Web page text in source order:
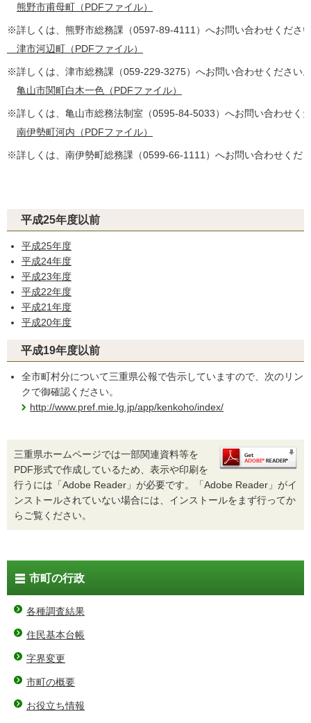
熊野市甫母町（PDFファイル）
※詳しくは、熊野市総務課（0597-89-4111）へお問い合わせくださ
津市河辺町（PDFファイル）
※詳しくは、津市総務課（059‐229‐3275）へお問い合わせください
亀山市関町白木一色（PDFファイル）
※詳しくは、亀山市総務法制室（0595-84-5033）へお問い合わせく
南伊勢町河内（PDFファイル）
※詳しくは、南伊勢町総務課（0599-66-1111）へお問い合わせくだ
平成25年度以前
平成25年度
平成24年度
平成23年度
平成22年度
平成21年度
平成20年度
平成19年度以前
全市町村分について三重県公報で告示していますので、次のリン
クで御確認ください。
http://www.pref.mie.lg.jp/app/kenkoho/index/
三重県ホームページでは一部関連資料等を
PDF形式で作成しているため、表示や印刷を
行うには「Adobe Reader」が必要です。「Adobe Reader」がイ
ンストールされていない場合には、インストールをまず行ってか
らご覧ください。
市町の行政
各種調査結果
住民基本台帳
字界変更
市町の概要
お役立ち情報